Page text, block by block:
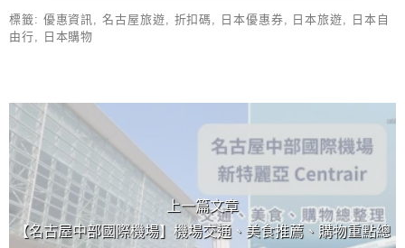
標籤: 優惠資訊,名古屋旅遊, 折扣碼, 日本優惠券, 日本旅遊,
日本自
由行, 日本購物
上 / 下一篇文章
上一篇文章
【名古屋中部國際機場】機場交通、美食推薦、購物重點總